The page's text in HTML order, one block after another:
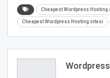
Cheapest Wordpress Hosting
Cheapest Wordpress Hosting sitesi
Wordpress